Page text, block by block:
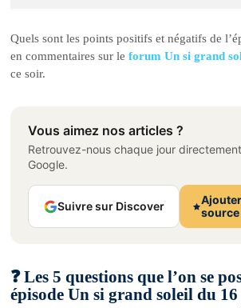
Quels sont les points positifs et négatifs de
en commentaires sur leforum Un si grand
ce soir.
Vous aimez nos articles ?
Retrouvez-nous chaque jour
Google.
Suivre sur Discover
❓ Les 5 questions que l’on se
épisode Un si grand soleil du